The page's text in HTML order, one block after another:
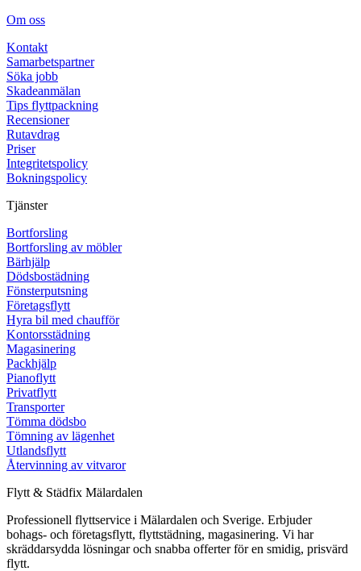
Om oss
Kontakt
Samarbetspartner
Söka jobb
Skadeanmälan
Tips flyttpackning
Recensioner
Rutavdrag
Priser
Integritetspolicy
Bokningspolicy
Tjänster
Bortforsling
Bortforsling av möbler
Bärhjälp
Dödsbostädning
Fönsterputsning
Företagsflytt
Hyra bil med chaufför
Kontorsstädning
Magasinering
Packhjälp
Pianoflytt
Privatflytt
Transporter
Tömma dödsbo
Tömning av lägenhet
Utlandsflytt
Återvinning av vitvaror
Flytt & Städfix Mälardalen
Professionell flyttservice i Mälardalen och Sverige. Erbjuder
bohags- och företagsflytt, flyttstädning, magasinering. Vi har
skräddarsydda lösningar och snabba offerter för en smidig, prisvärd
flytt.